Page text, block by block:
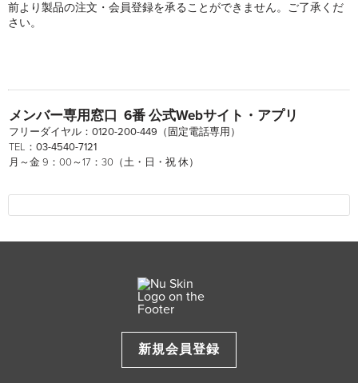
前より製品の注文・会員登録を承ることができません。ご了承くだ
さい。
メンバー専用窓口 6番 公式Webサイト・アプリ
フリーダイヤル：0120-200-449 （固定電話専用）
TEL：03-4540-7121
月～金 9：00～17：30（土・日・祝 休）
新規会員登録